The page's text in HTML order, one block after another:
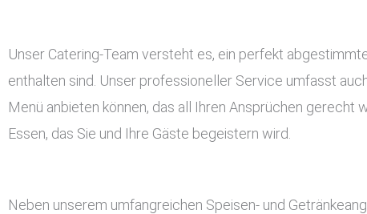
Unser Catering-Team versteht es, ein perfekt
enthalten sind. Unser professioneller Service umfasst
Menü anbieten können, das all Ihren Ansprüchen
Essen, das Sie und Ihre Gäste begeistern wird.
Neben unserem umfangreichen Speisen- und